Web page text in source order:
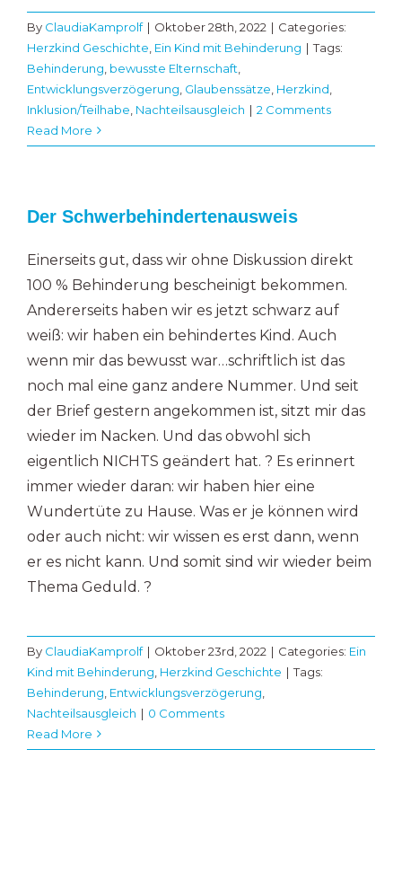
By ClaudiaKamprolf | Oktober 28th, 2022 | Categories:
Herzkind Geschichte Ein Kind mit Behinderung | Tags:
Behinderung bewusste Elternschaft
Entwicklungsverzögerung Glaubenssätze Herzkind
Inklusion/Teilhabe Nachteilsausgleich | 2 Comments
Read More
Der Schwerbehindertenausweis
Einerseits gut, dass wir ohne Diskussion direkt
100 % Behinderung bescheinigt bekommen.
Andererseits haben wir es jetzt schwarz auf
weiß: wir haben ein behindertes Kind. Auch
wenn mir das bewusst war…schriftlich ist das
noch mal eine ganz andere Nummer. Und seit
der Brief gestern angekommen ist, sitzt mir das
wieder im Nacken. Und das obwohl sich
eigentlich NICHTS geändert hat. ? Es erinnert
immer wieder daran: wir haben hier eine
Wundertüte zu Hause. Was er je können wird
oder auch nicht: wir wissen es erst dann, wenn
er es nicht kann. Und somit sind wir wieder beim
Thema Geduld. ?
By ClaudiaKamprolf | Oktober 23rd, 2022 | Categories: Ein
Kind mit Behinderung Herzkind Geschichte | Tags:
Behinderung Entwicklungsverzögerung
Nachteilsausgleich | 0 Comments
Read More